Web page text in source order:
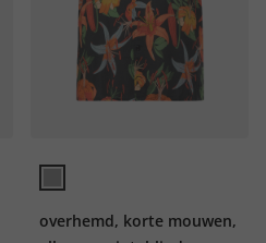
overhemd, korte mouwen,